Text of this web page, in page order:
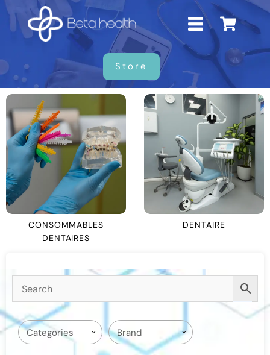
Store
CONSOMMABLES
DENTAIRES
DENTAIRE